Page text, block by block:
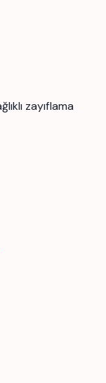
zayıflama